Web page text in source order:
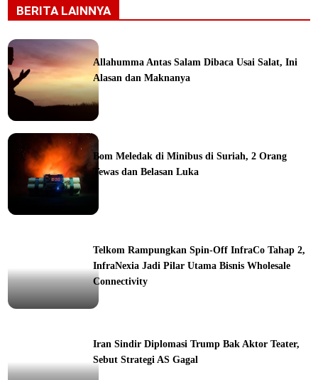
BERITA LAINNYA
Allahumma Antas Salam Dibaca Usai Salat, Ini
Alasan dan Maknanya
Bom Meledak di Minibus di Suriah, 2 Orang
Tewas dan Belasan Luka
Telkom Rampungkan Spin-Off InfraCo Tahap 2,
InfraNexia Jadi Pilar Utama Bisnis Wholesale
Connectivity
Iran Sindir Diplomasi Trump Bak Aktor Teater,
Sebut Strategi AS Gagal